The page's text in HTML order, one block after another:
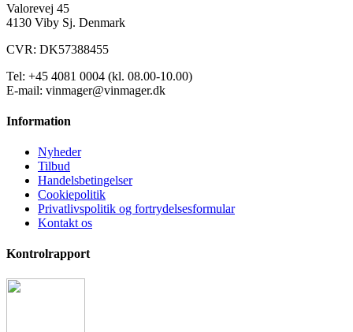
Valorevej 45
4130 Viby Sj. Denmark
CVR: DK57388455
Tel: +45 4081 0004 (kl. 08.00-10.00)
E-mail: vinmager@vinmager.dk
Information
Nyheder
Tilbud
Handelsbetingelser
Cookiepolitik
Privatlivspolitik og fortrydelsesformular
Kontakt os
Kontrolrapport